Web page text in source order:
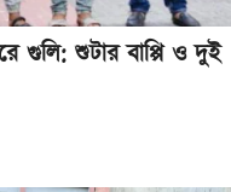
গুলি: শুটার বাপ্পি ও দুই